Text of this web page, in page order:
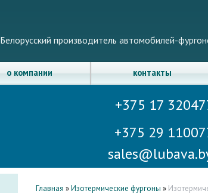
Белорусский производитель автомобилей-
о компании контакты
+375 17
+375 29
Главная »Изотермические фургоны »